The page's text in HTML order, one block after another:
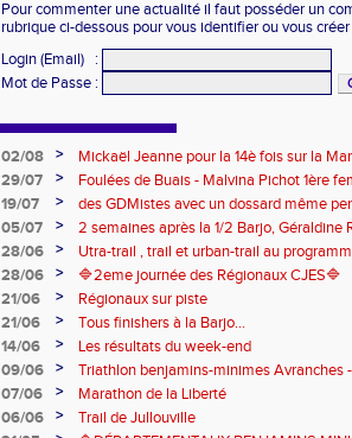
Pour commenter une actualité il faut posséder un
rubrique ci-dessous pour vous identifier ou vous
Login (Email)
:
Mot de Passe :
02/08 >
Mickaël Jeanne pour la 14è fois sur la
Eaux
29/07 >
Foulées de Buais - Malvina Pichot 1ère
19/07
>
des GDMistes avec un dossard même
05/07
>
2 semaines après la 1/2 Barjo, Géraldine
marche du podium du Trail de l'Ange
28/06 >
Utra-trail , trail et urban-trail au
28/06
>
🔷️2eme journée des Régionaux CJES🔷️
21/06
>
Régionaux sur piste
21/06
>
Tous finishers à la Barjo...
14/06
>
Les résultats du week-end
09/06
>
Triathlon benjamins-minimes Avranches
07/06
>
Marathon de la Liberté
06/06
>
Trail de Jullouville